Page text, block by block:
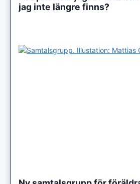
jag inte längre finns?